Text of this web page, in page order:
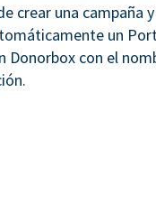
crear una campaña
un
Donorbox con el